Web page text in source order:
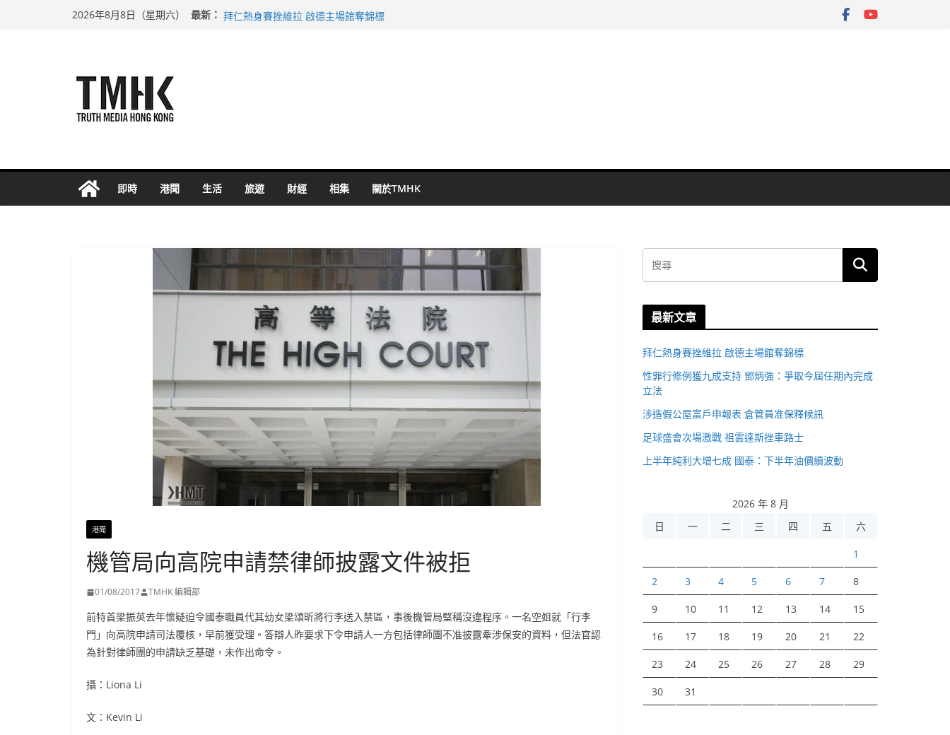
2026年8月8日（星期六） 最新： 上半年純利大增七成 國泰：下半年油價續波動
拜仁熱身賽挫維拉 啟德主場館奪錦標
即時 港聞 生活 旅遊 財經 相集 關於TMHK
港聞
機管局向高院申請禁律師披露文件被拒
01/08/2017 TMHK 編輯部
前特首梁振英去年懷疑迫令國泰職員代其幼女梁頌昕將行李送入禁區，事後機管局堅稱沒違程序。一名空姐就「行李
門」向高院申請司法覆核，早前獲受理。答辯人昨要求下令申請人一方包括律師團不准披露牽涉保安的資料，但法官認
為針對律師團的申請缺乏基礎，未作出命令。
攝： Liona Li
文： Kevin Li
最新文章
拜仁熱身賽挫維拉 啟德主場館奪錦標
性罪行修例獲九成支持 鄧炳強：爭取今屆任期內完成
立法
涉造假公屋富戶申報表 倉管員准保釋候訊
足球盛會次場激戰 祖雲達斯挫車路士
上半年純利大增七成 國泰：下半年油價續波動
2026 年 8 月
日
一 二 三 四 五 六
1
2 3 4 5 6 7 8
9 10 11 12 13 14 15
16 17 18 19 20 21 22
23 24 25 26 27 28 29
30 31